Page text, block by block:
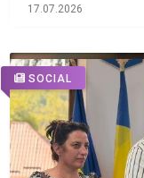
17.07.2026
SOCIAL